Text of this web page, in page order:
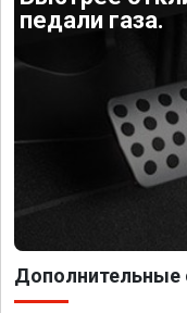
педали газа.
Дополнительные